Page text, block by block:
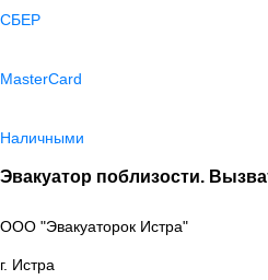
СБЕР
MasterCard
Наличными
Эвакуатор поблизости.
ООО "Эвакуаторок Истра"
г. Истра